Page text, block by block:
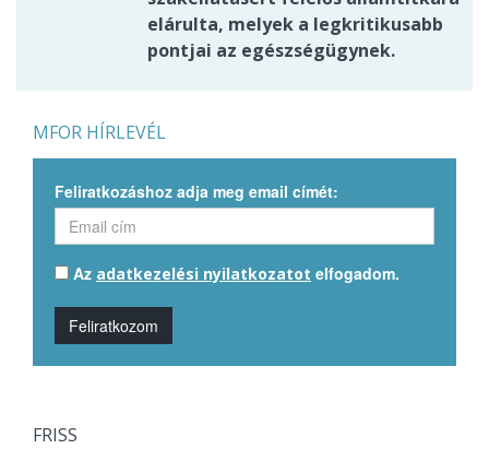
elárulta, melyek a legkritikusabb
pontjai az egészségügynek.
MFOR HÍRLEVÉL
Feliratkozáshoz adja meg email címét:
Az adatkezelési nyilatkozatot elfogadom.
Feliratkozom
FRISS